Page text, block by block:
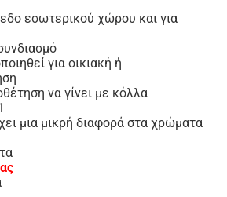
εσωτερικού χώρου και για
για οικιακή ή
να γίνει με κόλλα
μια μικρή διαφορά στα χρώματα